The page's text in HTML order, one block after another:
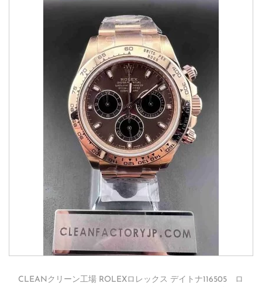
CLEANクリーン工場 ROLEXロレックス デイトナ116505 ロ